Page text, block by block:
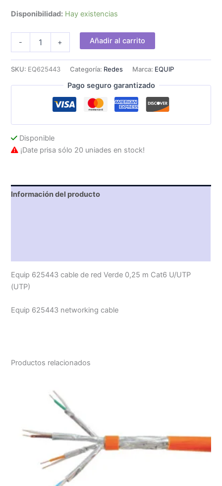
Disponibilidad: Hay existencias
-
Cat.6
0.25m
+ Añadir al carrito
SKU: EQ625443 Categoría: Redes Marca: EQUIP
Pago seguro garantizado
Disponible
¡Date prisa sólo 20 uniades en stock!
Información del producto
Equip 625443 cable de red Verde 0,25 m Cat6 U/UTP
(UTP)
Equip 625443 networking cable
Productos relacionados